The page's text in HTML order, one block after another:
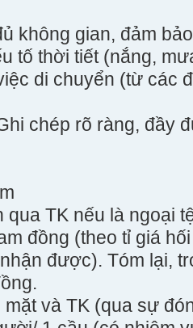
không gian, đảm
tố thời tiết (nắng,
di chuyển (từ các
chép rõ ràng, đầy
qua TK nếu là ngoại
đồng (theo tỉ giá
được). Tóm lại,
và TK (qua sự